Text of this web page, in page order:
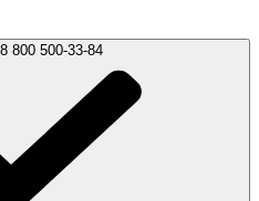
8 800 500-33-84